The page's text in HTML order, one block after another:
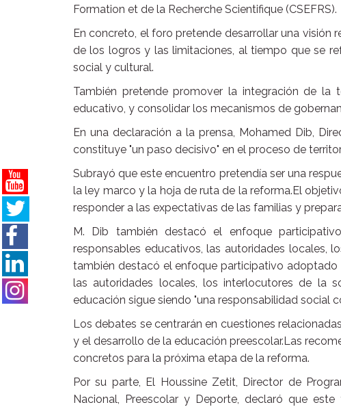
Formation et de la Recherche Scientifique (CSEFRS).
En concreto, el foro pretende desarrollar una
de los logros y las limitaciones, al tiempo que se
social y cultural.
También pretende promover la integración de
educativo, y consolidar los mecanismos de
En una declaración a la prensa, Mohamed Dib,
constituye "un paso decisivo" en el proceso de
Subrayó que este encuentro pretendía ser una
la ley marco y la hoja de ruta de la reforma.El
responder a las expectativas de las familias y
M. Dib también destacó el enfoque
responsables educativos, las autoridades locales,
también destacó el enfoque participativo
las autoridades locales, los interlocutores de la
educación sigue siendo "una responsabilidad social
Los debates se centrarán en cuestiones
y el desarrollo de la educación preescolar.Las
concretos para la próxima etapa de la reforma.
Por su parte, El Houssine Zetit, Director de
Nacional, Preescolar y Deporte, declaró que